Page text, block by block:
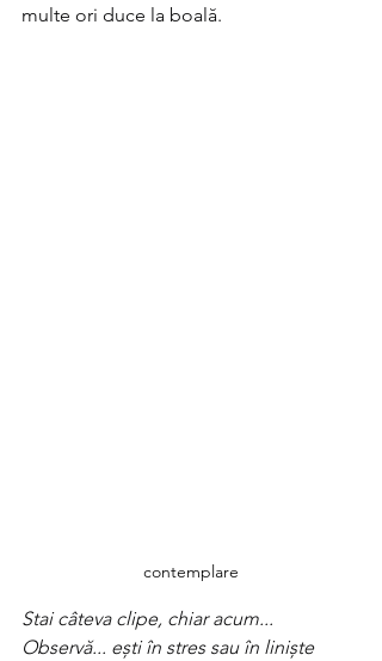
multe ori duce la boală.
contemplare
Stai câteva clipe, chiar acum...
Observă... ești în stres sau în liniște